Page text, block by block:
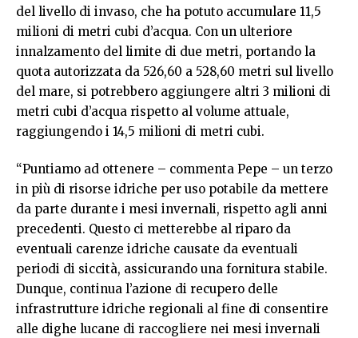
del livello di invaso, che ha potuto accumulare 11,5
milioni di metri cubi d’acqua. Con un ulteriore
innalzamento del limite di due metri, portando la
quota autorizzata da 526,60 a 528,60 metri sul livello
del mare, si potrebbero aggiungere altri 3 milioni di
metri cubi d’acqua rispetto al volume attuale,
raggiungendo i 14,5 milioni di metri cubi.
“Puntiamo ad ottenere – commenta Pepe – un terzo
in più di risorse idriche per uso potabile da mettere
da parte durante i mesi invernali, rispetto agli anni
precedenti. Questo ci metterebbe al riparo da
eventuali carenze idriche causate da eventuali
periodi di siccità, assicurando una fornitura stabile.
Dunque, continua l’azione di recupero delle
infrastrutture idriche regionali al fine di consentire
alle dighe lucane di raccogliere nei mesi invernali